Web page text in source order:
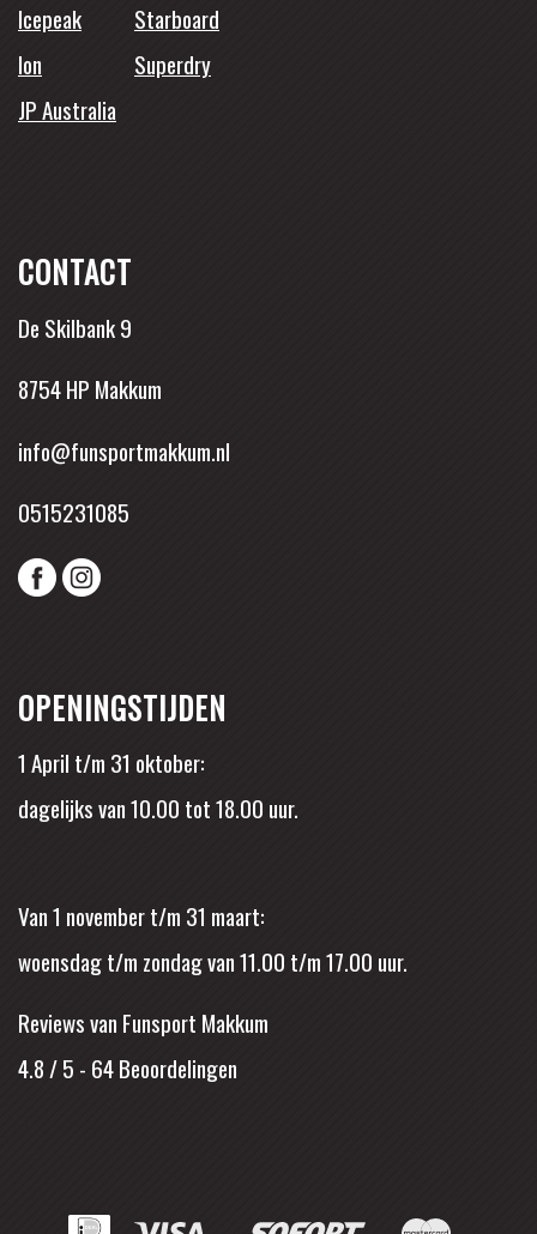
Icepeak
Starboard
Ion
Superdry
JP Australia
CONTACT
De Skilbank 9
8754 HP Makkum
info@funsportmakkum.nl
0515231085
OPENINGSTIJDEN
1 April t/m 31 oktober:
dagelijks van 10.00 tot 18.00 uur.
Van 1 november t/m 31 maart:
woensdag t/m zondag van 11.00 t/m 17.00 uur.
Reviews van Funsport Makkum
4.8 / 5 - 64Beoordelingen